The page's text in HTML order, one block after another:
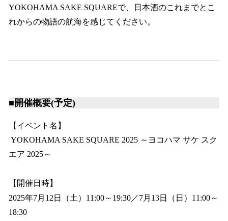
YOKOHAMA SAKE SQUAREで、日本酒のこれまでとこ
れからの物語の航海を感じてください。
■開催概要(予定)
【イベント名】
YOKOHAMA SAKE SQUARE 2025 ～ヨコハマ サケ スク
エア 2025～
【開催日時】
2025年7月12日（土）11:00～19:30／7月13日（日）11:00～
18:30